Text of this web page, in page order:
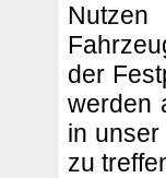
der
werden
in
zu